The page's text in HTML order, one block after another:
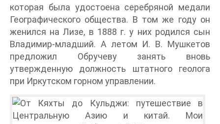
которая была удостоена серебряной медали
Географического общества. В том же году он
женился на Лизе, в 1888 г. у них родился сын
Владимир-младший. А летом И. В. Мушкетов
предложил Обручеву занять вновь
утвержденную должность штатного геолога
при Иркутском горном управлении.